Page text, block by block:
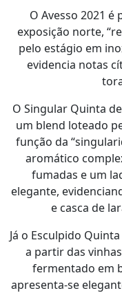
O Avesso 2021
exposição norte,
pelo estágio em
evidencia notas
O Singular Quinta
um blend loteado
função da
aromático
fumadas e um
elegante,
e casca de
Já o Esculpido
a partir das
fermentado em
apresenta-se